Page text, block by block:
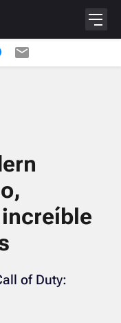
of Duty: